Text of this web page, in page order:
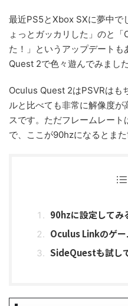
最近PS5とXbox SXに夢中で
ょっとガッカリした」のと
た！」というアップデート
Quest 2で色々遊んでみました
Oculus Quest 2はPSVRはも
ルと比べても非常に解像度
スです。ただフレームレー
で、ここが90hzになるとまた
90hzに設定してみ
Oculus Linkのゲー
SideQuestも試し